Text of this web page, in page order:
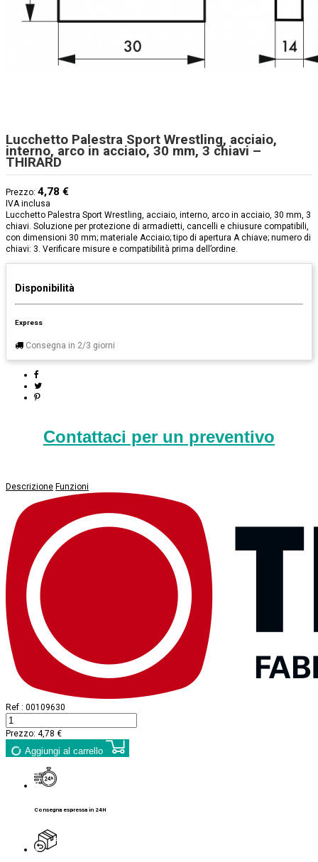
Lucchetto Palestra Sport Wrestling, acciaio,
interno, arco in acciaio, 30 mm, 3 chiavi –
THIRARD
Prezzo: 4,78 €
IVA inclusa
Lucchetto Palestra Sport Wrestling, acciaio, interno, arco in acciaio, 30 mm, 3
chiavi. Soluzione per protezione di armadietti, cancelli e chiusure compatibili,
con dimensioni 30 mm; materiale Acciaio; tipo di apertura A chiave; numero di
chiavi: 3. Verificare misure e compatibilità prima dell’ordine.
Disponibilità
Express
Consegna in 2/3 giorni
Contattaci per un preventivo
Descrizione Funzioni
Ref : 00109630
Prezzo: 4,78 €
Aggiungi al carrello
Consegna espressa in 24H